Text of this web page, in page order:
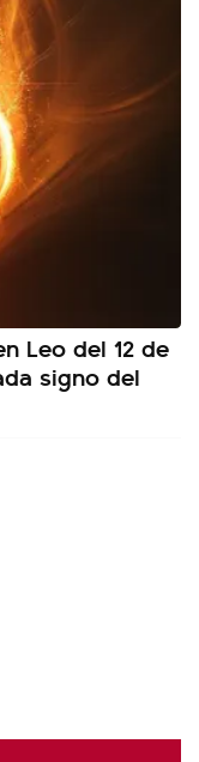
Leo del 12 de
signo del